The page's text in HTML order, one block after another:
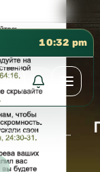
10:32 pm
КОРАН ПОСЛЕДНЕЕ ПОСЛАНИЕ ЧЕЛОВЕЧЕСТВУ